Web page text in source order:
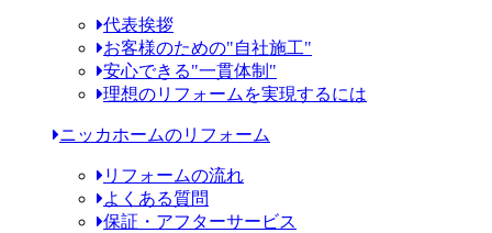
代表挨拶
お客様のための"自社施工"
安心できる"一貫体制"
理想のリフォームを実現するには
ニッカホームのリフォーム
リフォームの流れ
よくある質問
保証・アフターサービス